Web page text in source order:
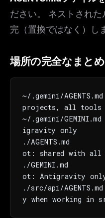
ださい。 ネストされ
完（置換ではなく）し
場所の完全なまとめ
~/.gemini/
projects, all tools
~/.gemini/
igravity only
./AGENTS.md
ot: shared with all
./GEMINI.md
ot: Antigravity
./src/api/
y when working in
The weekly
Curated MCP picks, agent
workflow updates — one
Email address
Get the